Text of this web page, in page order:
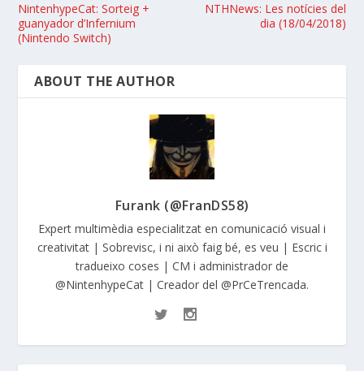
NintenhypeCat: Sorteig +
guanyador d’Infernium
(Nintendo Switch)
NTHNews: Les notícies del
dia (18/04/2018)
ABOUT THE AUTHOR
Furank (@FranDS58)
Expert multimèdia especialitzat en comunicació visual i
creativitat | Sobrevisc, i ni això faig bé, es veu | Escric i
tradueixo coses | CM i administrador de
@NintenhypeCat | Creador del @PrCeTrencada.